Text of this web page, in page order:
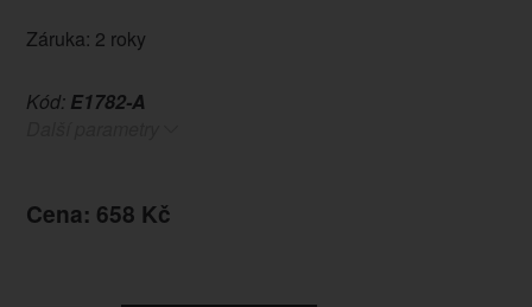
Záruka: 2 roky
Kód: E1782-A
Cena: 658 Kč